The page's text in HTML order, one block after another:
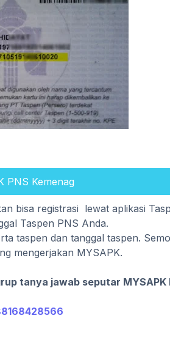
PNS Kemenag
bisa registrasi lewat aplikasi
Taspen PNS Anda.
taspen dan tanggal taspen.
mengerjakan MYSAPK.
tanya jawab seputar MYSAPK